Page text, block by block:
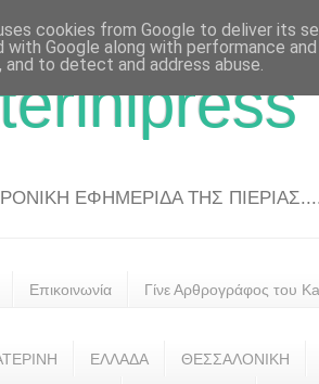
ΕΦΗΜΕΡΙΔΑ ΤΗΣ
Επικοινωνία Γίνε Αρθρογράφος του
ΕΛΛΑΔΑ ΘΕΣΣΑΛΟΝΙΚΗ
cookies from Google to deliver its
with Google along with performance
to detect and address abuse.